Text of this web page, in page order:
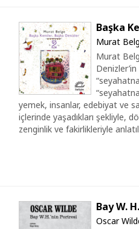
Başka
Murat
Murat
yemek, insanlar, edebiyat ve
içlerinde yaşadıkları şekliyle,
zenginlik ve fakirlikleriyle
Bay W.
Oscar